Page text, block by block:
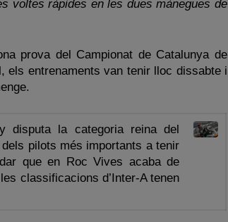
voltes ràpides en les dues mànegues de
prova del Campionat de Catalunya de
els entrenaments van tenir lloc dissabte i
disputa la categoria reina del
pilots més importants a tenir
que en Roc Vives acaba de
classificacions d’Inter-A tenen